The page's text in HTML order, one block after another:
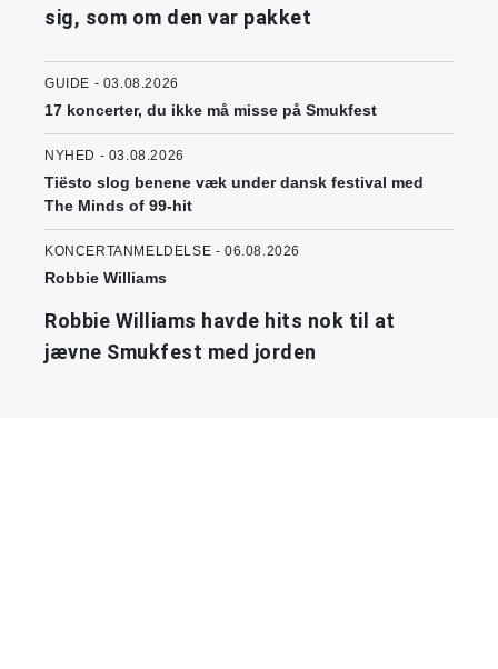
sig, som om den var pakket
GUIDE - 03.08.2026
17 koncerter, du ikke må misse på Smukfest
NYHED - 03.08.2026
Tiësto slog benene væk under dansk festival med
The Minds of 99-hit
KONCERTANMELDELSE - 06.08.2026
Robbie Williams
Robbie Williams havde hits nok til at
jævne Smukfest med jorden